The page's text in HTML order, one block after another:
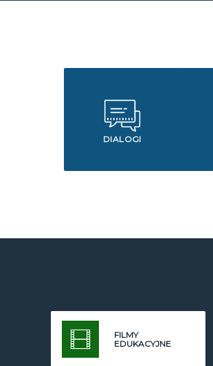
DIALOGI
FILMY
EDUKACYJNE